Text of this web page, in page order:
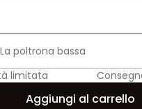
La poltrona bassa
limitata
Aggiungi al carrello